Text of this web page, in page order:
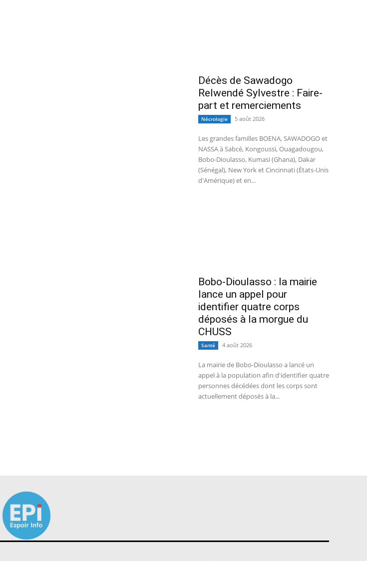
Décès de Sawadogo
Relwendé Sylvestre : Faire-
part et remerciements
Nécrologie 5 août 2026
Les grandes familles BOENA, SAWADOGO et
NASSA à Sabcé, Kongoussi, Ouagadougou,
Bobo-Dioulasso, Kumasi (Ghana), Dakar
(Sénégal), New York et Cincinnati (États-Unis
d'Amérique) et en...
Bobo-Dioulasso : la mairie
lance un appel pour
identifier quatre corps
déposés à la morgue du
CHUSS
Santé 4 août 2026
La mairie de Bobo-Dioulasso a lancé un
appel à la population afin d'identifier quatre
personnes décédées dont les corps sont
actuellement déposés à la...